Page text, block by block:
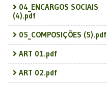
04_ENCARGOS SOCIAIS
(4).pdf
05_COMPOSIÇÕES (5).pdf
ART 01.pdf
ART 02.pdf